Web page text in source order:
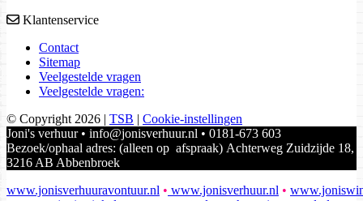
Klantenservice
Contact
Sitemap
Veelgestelde vragen
Veelgestelde vragen:
© Copyright 2026 | TSB | Cookie-instellingen
Joni's verhuur • info@jonisverhuur.nl • 0181-673 603
Bezoek/ophaal adres: (alleen op afspraak) Achterweg Zuidzijde 18,
3216 AB Abbenbroek
www.jonisverhuuravontuur.nl • www.jonisverhuur.nl •